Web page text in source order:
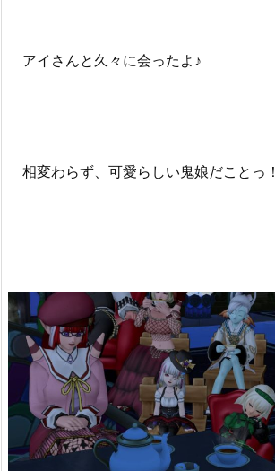
アイさんと久々に会ったよ♪
相変わらず、可愛らしい鬼娘だことっ！